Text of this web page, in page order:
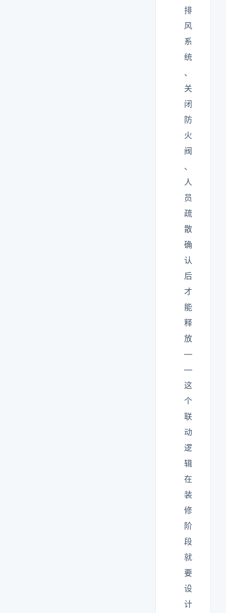
排
风
系
统
、
关
闭
防
火
阀
、
人
员
疏
散
确
认
后
才
能
释
放
—
—
这
个
联
动
逻
辑
在
装
修
阶
段
就
要
设
计